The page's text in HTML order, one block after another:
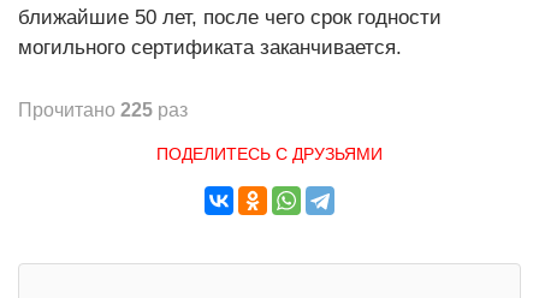
ближайшие 50 лет, после чего срок годности
могильного сертификата заканчивается.
Прочитано 225 раз
ПОДЕЛИТЕСЬ С ДРУЗЬЯМИ